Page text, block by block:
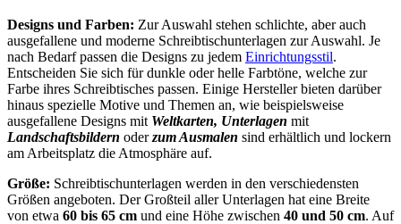
Designs und Farben: Zur Auswahl stehen schlichte, aber auch
ausgefallene und moderne Schreibtischunterlagen zur Auswahl. Je
nach Bedarf passen die Designs zu jedem Einrichtungsstil.
Entscheiden Sie sich für dunkle oder helle Farbtöne, welche zur
Farbe ihres Schreibtisches passen. Einige Hersteller bieten darüber
hinaus spezielle Motive und Themen an, wie beispielsweise
ausgefallene Designs mit Weltkarten, Unterlagen mit
Landschaftsbildern oderzum Ausmalen sind erhältlich und lockern
am Arbeitsplatz die Atmosphäre auf.
Größe: Schreibtischunterlagen werden in den verschiedensten
Größen angeboten. Der Großteil aller Unterlagen hat eine Breite
von etwa 60 bis 65 cm und eine Höhe zwischen 40 und 50 cm. Auf